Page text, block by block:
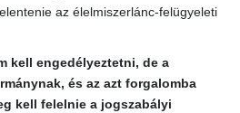
az élelmiszerlánc-felügyeleti
kell engedélyeztetni, de a
és az azt forgalomba
kell felelnie a jogszabályi